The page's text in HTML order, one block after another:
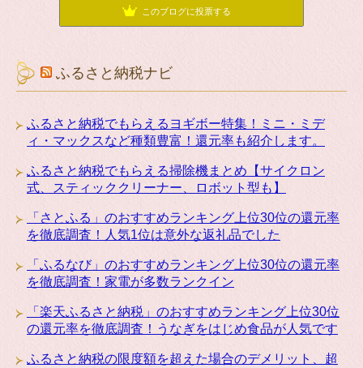
このブログに投票する
ふるさと納税ナビ
ふるさと納税でもらえるヨギボー特集！ミニ・ミデ
ィ・マックスなど種類豊富！還元率も紹介します。
ふるさと納税でもらえる掃除機まとめ【サイクロン
式、スティッククリーナー、ロボット型も】
「さとふる」のおすすめランキング上位30位の還元率
を徹底調査！人気1位は意外な返礼品でした
「ふるなび」のおすすめランキング上位30位の還元率
を徹底調査！家電が多数ランクイン
「楽天ふるさと納税」のおすすめランキング上位30位
の還元率を徹底調査！うなぎをはじめ食品が人気です
ふるさと納税の限度額を超えた場合のデメリット、超